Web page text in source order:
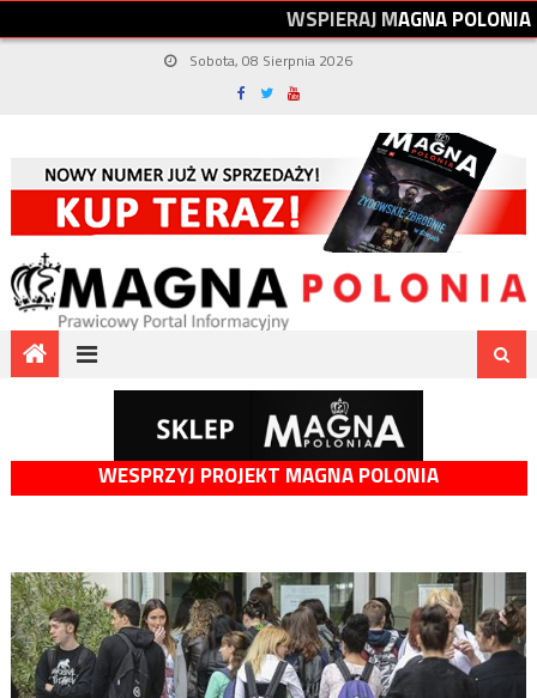
WSPIERAJMAGNAPOLONIA
Sobota, 08 Sierpnia 2026
WESPRZYJ PROJEKT MAGNA POLONIA